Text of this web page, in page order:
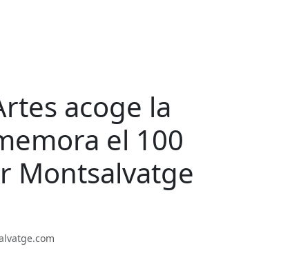
acoge la
el 100
Montsalvatge